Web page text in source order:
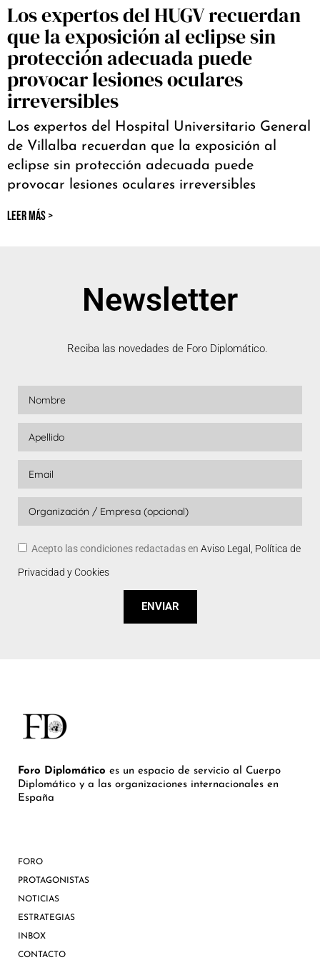
Los expertos del HUGV recuerdan
que la exposición al eclipse sin
protección adecuada puede
provocar lesiones oculares
irreversibles
Los expertos del Hospital Universitario General
de Villalba recuerdan que la exposición al
eclipse sin protección adecuada puede
provocar lesiones oculares irreversibles
LEER MÁS >
Newsletter
Reciba las novedades de Foro Diplomático.
Acepto las condiciones redactadas en Aviso Legal, Política de
Privacidad y Cookies
ENVIAR
Foro Diplomático es un espacio de servicio al Cuerpo
Diplomático y a las organizaciones internacionales en
España
FORO
PROTAGONISTAS
NOTICIAS
ESTRATEGIAS
INBOX
CONTACTO